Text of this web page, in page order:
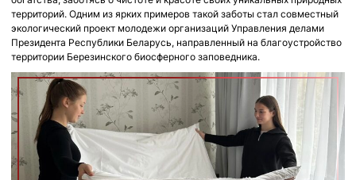
территорий. Одним из ярких примеров такой заботы стал совместный
экологический проект молодежи организаций Управления делами
Президента Республики Беларусь, направленный на благоустройство
территории Березинского биосферного заповедника.